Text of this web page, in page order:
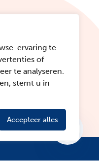
ervaring te
of
te analyseren.
stemt u in
Accepteer alles